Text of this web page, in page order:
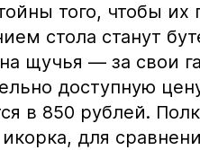
того, чтобы
стола станут
щучья — за свои
доступную
в 850 рублей.
икорка, для